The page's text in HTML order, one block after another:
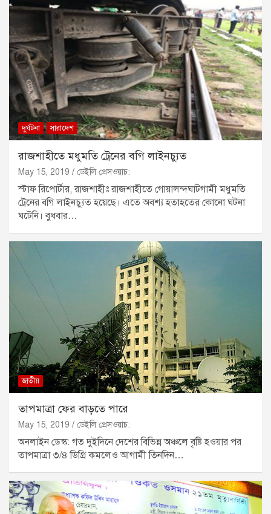
দুর্ঘটনা সারাদেশ
রাজশাহীতে মধুমতি ট্রেনের বগি লাইনচ্যুত
May 15, 2019 ডেইলি প্রেসওয়াচ:
স্টাফ রিপোর্টার, রাজশাহীঃ রাজশাহীতে গোয়ালন্দঘাটগামী মধুমতি
ট্রেনের বগি লাইনচ্যুত হয়েছে। এতে অবশ্য হতাহতের কোনো ঘটনা
ঘটেনি। বুধবার…
জাতীয়
তাপমাত্রা ফের বাড়তে পারে
May 15, 2019 ডেইলি প্রেসওয়াচ:
অনলাইন ডেস্ক: গত দুইদিনে দেশের বিভিন্ন অঞ্চলে বৃষ্টি হওয়ার পর
তাপমাত্রা ৩/৪ ডিগ্রি কমলেও আগামী তিনদিন…